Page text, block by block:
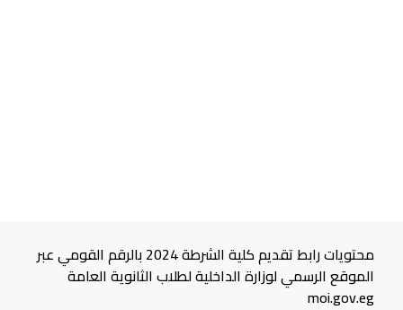
محتويات رابط تقديم كلية الشرطة 2024 بالرقم القومي عبر
الموقع الرسمي لوزارة الداخلية لطلاب الثانوية العامة
moi.gov.eg